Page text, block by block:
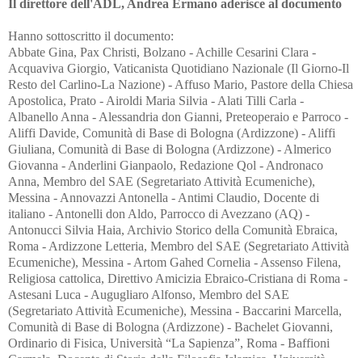
Il direttore dell'ADL, Andrea Ermano aderisce al documento
Hanno sottoscritto il documento:
Abbate Gina, Pax Christi, Bolzano - Achille Cesarini Clara - Acquaviva Giorgio, Vaticanista Quotidiano Nazionale (Il Giorno-Il Resto del Carlino-La Nazione) - Affuso Mario, Pastore della Chiesa Apostolica, Prato - Airoldi Maria Silvia - Alati Tilli Carla - Albanello Anna - Alessandria don Gianni, Preteoperaio e Parroco - Aliffi Davide, Comunità di Base di Bologna (Ardizzone) - Aliffi Giuliana, Comunità di Base di Bologna (Ardizzone) - Almerico Giovanna - Anderlini Gianpaolo, Redazione Qol - Andronaco Anna, Membro del SAE (Segretariato Attività Ecumeniche), Messina - Annovazzi Antonella - Antimi Claudio, Docente di italiano - Antonelli don Aldo, Parrocco di Avezzano (AQ) - Antonucci Silvia Haia, Archivio Storico della Comunità Ebraica, Roma - Ardizzone Letteria, Membro del SAE (Segretariato Attività Ecumeniche), Messina - Artom Gahed Cornelia - Assenso Filena, Religiosa cattolica, Direttivo Amicizia Ebraico-Cristiana di Roma - Astesani Luca - Augugliaro Alfonso, Membro del SAE (Segretariato Attività Ecumeniche), Messina - Baccarini Marcella, Comunità di Base di Bologna (Ardizzone) - Bachelet Giovanni, Ordinario di Fisica, Università “La Sapienza”, Roma - Baffioni Carmela, Docente di Storia della Filosofia Islamica, Università “L’Orientale”, Napoli - Baffioni Venturi Luciano - Baini Pierpaolo, Membro Commissione Ecumenismo e Dialogo, Diocesi di Lodi - Baldi Johnny Samuele, Archeologo Orientalista - Ballabio Fabio, Segretario Commissione Ecumenismo e Dialogo, Diocesi di Milano - Ballarini Giovanni, Professore emerito, Università di Parma - Balzani Vincenzo, Dipartimento di Chimica “G. Ciamician”, Università di Bologna - Banzato Rossella - Barbati Biondo Gianfranca - Baroncelli Molducci Maria Angela, Presidente Amicizia Ebraico-Cristiana di Romagna - Barone Antonino, Membro del SAE (Segretariato Attività Ecumeniche), Messina - Barone-Restuccia Grazia, Membro del SAE (Segretariato Attività Ecumeniche), Messina - Bartolini Fabia Veronica - Bartolomei Adelina, Psicologa, Amicizia Ebraico-Cristiana, Roma - Basile Domenico - Bassetti Maurizio - Basso Ricci Luisella - Basso Ugo, Docente di Lettere e Redattore di “Notam” e del “Gallo” - Bazec Dario, Docente presso l’Università della Terza Età, Trieste - Bellavite Vittorio, Coordinatore di “Noi siamo Chiesa” - Belloni Claudio, Dottore di Ricerca e Docente di Filosofia - Belloni Massimo - Benazzi Maurizio, Presidente di Ecumenici - Benussi Malesani Luisa - Bernardini Paolo, Docente di Storia, Università dell’Insubria, Como - Bertagnolli Paolo - Bertani Giulio - Bertani Guido - Bertani Maurizio, Bancario - Bertola Giuliana –Membro del SAE (Segretariato Attività Ecumeniche), Ivrea - Bertozzi Nealda - Bianco Francesca, Docente - Biglia Ambrogio - Boccaccini Gabriele, Docente di Storia del Giudaismo Antico e di Cristianesimo delle Origini, University of Michigan, Direttore di “Henoch” - Boccara Elia - Bodrato Aldo, Redattore mensile “Il Foglio” - Boffi Pietro - Boga Alessandra - Bogo suor Maria do Carmo, Missionaria Comboniana a Bogotá, Colombia - Boidi Filippo - Bonaccorsi Aurora - Bonetti Zanda Ornella - Bonometti Gino, Prete operaio - Bontempi Marco, Docente di Sociologia, Università di Firenze - Borelli Paola - Borghesi Mauro - Borghi Ernesto, Docente di Esegesi Biblica, Centro per le Scienze Religiose, Trento - Borghi Franco - Boschi Anna Maria - Bottoli Gisella, Insegnante - Bovi Grazia - Bozzo Maria Pia - Brandi Laura - Brigidini Grazia - Brocca Giuseppina, Graal Italia - Brockhaus Matilde - Brod Franca - Bruno Francesca, Membro del SAE (Segretariato Attività Ecumeniche), Messina - Buiatti Marcello, Ordinario di Genetica, Università di Firenze - Bulgarelli Chiara - Busato Barbaglio Carla - Cacitti Remo, Docente di Letteratura Cristiana antica, Università di Milano - Caffagnini Laura Maria Emma - Caforio Maria Pia - Cairoli Isabella - Caldarella Sergio, Docente e Scrittore - Calgaro Ottorino - Calzetti Sara, Associazione “Terra di Danza” - Camilli Giuseppina, Sociologa, Saggista, Presidente Associazione “Rut e Noemi”, Lodi - Campagnano Bianca Maria - Campana Bepi, Docente di Storia delle Religioni, U.T.E. di Modena - Camplani Alberto, Docenta di Storia del Cristianesimo, Università “La Sapienza”, Roma - Canali Antonio - Cannas Carlamaria - Capelli Piero, Docente di Lingua e Letteratura Ebraica, Università “Ca’ Foscari”, Venezia - Cappellazzi Claudia - Cappellini Roberta, Saggista e socia Associazione Italiana Studiosi di Giudaismo - Capponi Livia - Carabelli Francesca - Carabelli Mario Giovanni, Operatore pastorale, Goiás (GO), Brasile - Casadei Monica, Dottore di ricerca in Storia del Cristianesimo, Università di Padova - Casati don Angelo, Parroco, Milano - Castagnaro Mauro, Redattore “Missione Oggi” - Castelli Franco - Castelli Gloria - Cattaneo Myriam - Cattarossi Mariateresa - Cattini Cristina, Pedagogista, Applicatrice e Formatrice Metodo Feuerstein - Cavallari Maria Luisa, Comunità di Base di Bologna (Ardizzone) - Cavallari Paola, Associazione/Rivista “Esodo”, Bologna - Cavalletti Sofia, Biblista - Cavallone Minny, Redattrice “Tempi di Fraternità” - Cavazzutti Rossi Febe, Predicatrice locale Chiesa metodista - Ceccarelli Giuliana, Dirigente Scolastico - Cecchinato Franca - Cento Francesca, Insegnante di Religione Cattolica - Centonze Marcello, Insegnate di Religione Cattolica - Cerchio Roberto - Ceresa Matteo - Cerrato Rocco, Comunità di Base di Bologna (Ardizzone) - Cerrelli Lidia - Chiambretto Maria Ludovica, Direttivo Amicizia Ebraico-Cristiana di Torino - Chiarini Gemma, Comunità di Base di Bologna (Ardizzone) - Chiassi Mariangela - Chiesa de Tomaso Pablo - Chiesa Rosangela - Chillè Giovanni, Membro del SAE (Segretariato Attività Ecumeniche), Messina - Chiocchetti Marisa, Redazione SeFeR, Studi, Fatti, Ricerche - Chiti Elena - Ciccòlo Franca - Cifatte Angelo - Ciocca Beppe - Cisini Roberto, Sociologo - Ciurcina Nella, Socia di Biblia - Clementi Federica K., Docente di Letteratura Ebraica Moderna, City University of New York, USA - Cocchini Francesca, Docente di Storia del Cristianesimo, Università “La Sapienza”, Roma - Codrignani Giancarla - Coglitore Bongiovanni Rosanna - Colesanti Gemma Teresa, Ricercatrice IBAM-CNR - Collini Paolo - Colombo Irene - Colombo Ivan - Colombo Magini Marialuisa - Conforti Marisa - Conti Irma - Coppola Alba, Docente di Lettere - Corato Alessandra, Medico - Corino Armando, Vescovo Ortodosso, Borghetto S.S. (SV) - Corrao Vincenzo - Corso Roberto Maria, Avvocato del Foro di Milano - Cortese Nicolino - Cortesi Maria Teresa - Costa Kopciowski Clara, Insegnante e Scrittrice - Cova Vittoria - Covati Viola Massimiliana, Presidente dell’Amicizia Ebraico Cristiana dell’Alto Garda - Cremaschi Sergio, Docente di Filosofia Morale, Università del Piemonte Orientale - Cristina Vercellone - Crosina Maria Luisa, Storica, vicepresidente dell’Amicizia Ebraico Cristiana dell’Alto-Garda - Crosti Nicoletta, Biologa e Studiosa di Sacra Scrittura - Culicchi Cristiano - Cunico Gerardo, Docente di Filosofia Teoretica e Filosofia del Dialogo Interreligioso, Università di Genova - D’Acconti Alessandra, Insegnante - D’Amato Valeria - D’Angelo Teresa - Dal Corso Marco, Redazione CEM Mondialità - Dallavalle Sartorelli Angela - Daminelli Luisa - De Alexandris Rita - De Angelis Chiara - De Angelis Marisa - De Angelis Sergio - De Angelisi Ernesto - De Benedetti Maria, Psicologa - De Carli Sergio, Docente di Formazione al Dialogo Interreligioso, Università di Urbino - De Cassai Maria Grazia - De Domenico Giuseppe, Membro del SAE (Segretariato Attività Ecumeniche), Messina - De Dominicis Enrico - De Flumeri Enrichetta - De Giorgi Enrico - De Leo Cinzia - De Martin Roder Giusi - De Monticelli Roberta, Docente di Filosofia della Persona, Università Vita-Salute San Raffaele, Cesano Maderno (Mi) - De Nonno Mario, Docente di Letteratura Latina, Università Roma Tre - De Piero Augusta - De Salvia Luigi, Segretario Generale sezione italiana “Religions for Peace” - De Vita Loredana, Docente e Scrittrice - Degan Cristina, Docente di Filosofia - Degli Adalberti Sergio - Dejana Elisabetta, Ordinario di Patologia Generale, Università di Milano - Del Deo Fulvio - Del Verme Marcello, Docente di Cristianesimo delle Origini e Storia delle Religioni, Università “Federico II”, Napoli - Della Croce Albertina, Docente di Latino e Greco - Demattè Riccarda - Derungs Ursicin G.G., Teologo e Scrittore - Dessy Danila, Membro del SAE (Segretariato Attività Ecumeniche) e Chiesa Valdese, Mantova - Di Leo Anna Maria - Di Leo Pina, Membro del SAE (Segretariato Attività Ecumeniche), Messina - Di Libero Amerigo, Docente di Matematica - Di Sante Carmine, Teologo e Saggista - Dimallio Francesca, Insegnante di Italiano per Stranieri - Dispenza Angela - Dogliotti Angela, M.I.R., Movimento Internazionale della Riconciliazione, Torino - Donarini Adele - Dondossola Lucia - Donghi Vilma - Emiliani Franca, Comunità di Base di Bologna (Ardizzone) - Ermano Andrea, Direttore Edizioni ADL, Zurigo - Faini Gatteschi Ebe, Presidente Associazione “Amici della Facoltà Teologica dell’Italia Settentrionale” - Fait Deborah, Giornalista - Fanzaga Aderina - Farella Maristella - Fasolato Cristina - Federici Maria Teresa, Psicoterapeuta - Ferè Massimo, Pax Christi, Milano - Ferrandi Maria Gabriella - Ferrandi Patrizia Nicoletta - Ferraresi Emma - Ferrari Licia, Avvocato - Ferrari Mariagrazia - Ferrari Matteo, OSB Cam, Colloqui Ebraico-Cristiani di Camaldoli - Ferraris Carlo - Ferri Egle - Ferro Roberto, Psicologo e Psicoterapeuta, Chiesa evangelica valdese di Milano - Finzi Jessica - Fioravanti Silvia - Fiorini don Roberto, Prete operaio e Consulente teologico del SAE (Segretariato Attività Ecumeniche), Mantova - Fischetti Maria Teresa - Floridia Salvatore - Forin Marco, Docente - Forni Alessandra, Medico - Fraietta Agazio - Francese Gaetano - Franciò Carlo, Membro del SAE (Segretariato Attività Ecumeniche), Messina - Frattini Enrico - Frenkel Viviana, Redazione SeFeR, Studi, Fatti, Ricerche - Froggio Fràncica Nicola, In